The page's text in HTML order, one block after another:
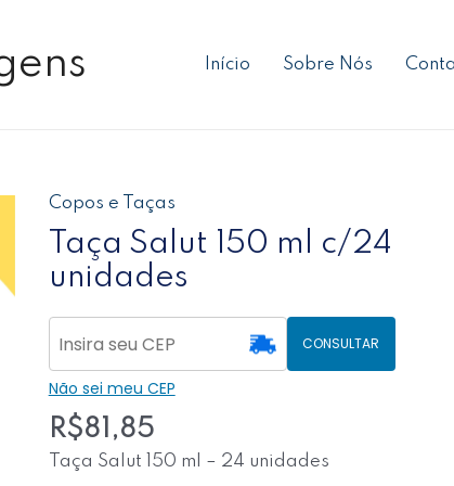
Início Sobre Nós
Copos e Taças
Taça Salut 150 ml c/24
unidades
CONSULTAR
Não sei meu CEP
R$81,85
Taça Salut 150 ml – 24 unidades
Taça
Salut
150
ml
unidades